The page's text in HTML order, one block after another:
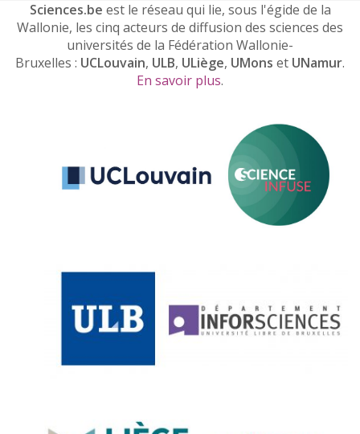
Sciences.be est le réseau qui lie, sous l'égide de la
Wallonie, les cinq acteurs de diffusion des sciences des
universités de la Fédération Wallonie-
Bruxelles : UCLouvain, ULB, ULiège, UMons et UNamur.
En savoir plus.